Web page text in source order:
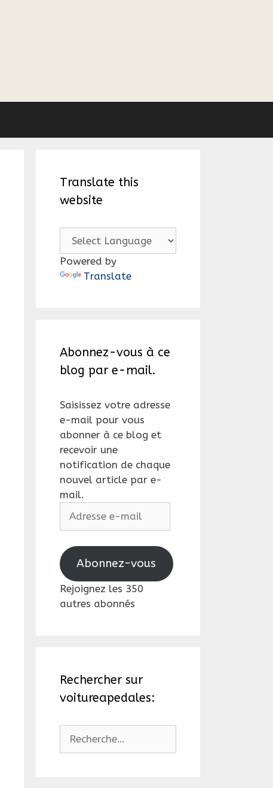
Translate this
website
Powered by
Translate
Abonnez-vous à ce
blog par e-mail.
Saisissez votre adresse
e-mail pour vous
abonner à ce blog et
recevoir une
notification de chaque
nouvel article par e-
mail.
Abonnez-vous
Rejoignez les 350
autres abonnés
Rechercher sur
voitureapedales: